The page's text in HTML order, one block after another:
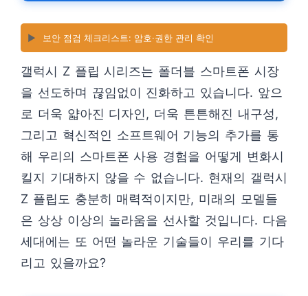
▶️ 보안 점검 체크리스트: 암호·권한 관리 확인
갤럭시 Z 플립 시리즈는 폴더블 스마트폰 시장
을 선도하며 끊임없이 진화하고 있습니다. 앞으
로 더욱 얇아진 디자인, 더욱 튼튼해진 내구성,
그리고 혁신적인 소프트웨어 기능의 추가를 통
해 우리의 스마트폰 사용 경험을 어떻게 변화시
킬지 기대하지 않을 수 없습니다. 현재의 갤럭시
Z 플립도 충분히 매력적이지만, 미래의 모델들
은 상상 이상의 놀라움을 선사할 것입니다. 다음
세대에는 또 어떤 놀라운 기술들이 우리를 기다
리고 있을까요?